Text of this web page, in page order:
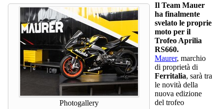
Photogallery
Il Team Mauer
ha finalmente
svelato le proprie
moto per il
Trofeo Aprilia
RS660.
Maurer, marchio
di proprietà di
Ferritalia, sarà tra
le novità della
nuova edizione
del trofeo